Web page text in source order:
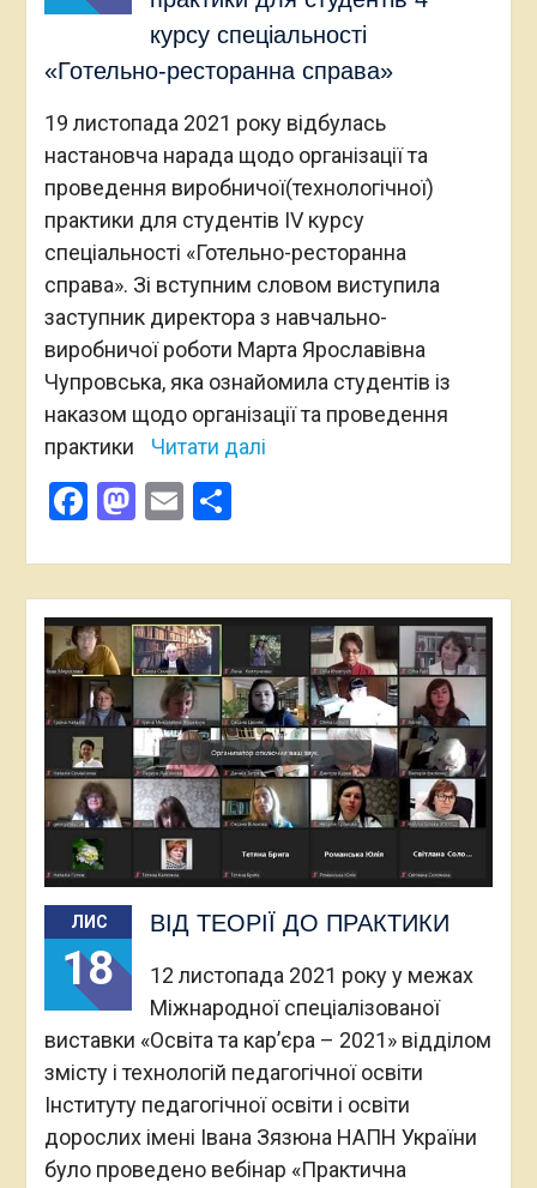
курсу спеціальності
«Готельно-ресторанна справа»
19 листопада 2021 року відбулась
настановча нарада щодо організації та
проведення виробничої(технологічної)
практики для студентів ІV курсу
спеціальності «Готельно-ресторанна
справа». Зі вступним словом виступила
заступник директора з навчально-
виробничої роботи Марта Ярославівна
Чупровська, яка ознайомила студентів із
наказом щодо організації та проведення
практики
Читати далі
Facebook
Mastodon
EmailПоділитися
ЛИС
18
ВІД ТЕОРІЇ ДО ПРАКТИКИ
12 листопада 2021 року у межах
Міжнародної спеціалізованої
виставки «Освіта та кар’єра – 2021» відділом
змісту і технологій педагогічної освіти
Інституту педагогічної освіти і освіти
дорослих імені Івана Зязюна НАПН України
було проведено вебінар «Практична